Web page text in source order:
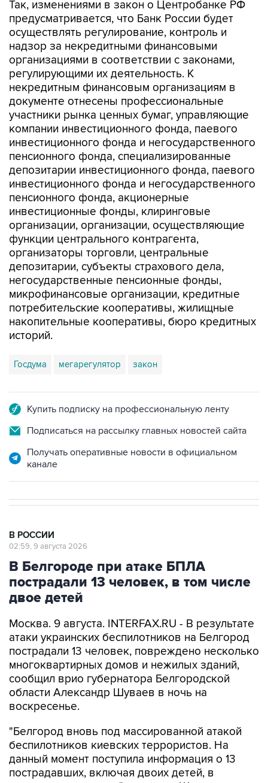
осуществлять регулирование, контроль и
надзор за некредитными финансовыми
организациями в соответствии с законами,
регулирующими их деятельность. К
некредитным финансовым организациям в
документе отнесены профессиональные
участники рынка ценных бумаг, управляющие
компании инвестиционного фонда, паевого
инвестиционного фонда и негосударственного
пенсионного фонда, специализированные
депозитарии инвестиционного фонда, паевого
инвестиционного фонда и негосударственного
пенсионного фонда, акционерные
инвестиционные фонды, клиринговые
организации, организации, осуществляющие
функции центрального контрагента,
организаторы торговли, центральные
депозитарии, субъекты страхового дела,
негосударственные пенсионные фонды,
микрофинансовые организации, кредитные
потребительские кооперативы, жилищные
накопительные кооперативы, бюро кредитных
историй.
Госдума
Подписаться на рассылку главных новостей сайта
Получать оперативные новости в официальном
В Белгороде при атаке БПЛА
пострадали 13 человек, в том числе
двое детей
Москва. 9 августа. INTERFAX.RU - В результате
пострадали 13 человек, повреждено несколько
многоквартирных домов и нежилых зданий,
сообщил врио губернатора Белгородской
области Александр Шуваев в ночь на
воскресенье.
"Белгород вновь под массированной атакой
данный момент поступила информация о 13
пострадавших, включая двоих детей, в
результате прилетов", - написал Шуваев в
своем канале в мессенджере Max.